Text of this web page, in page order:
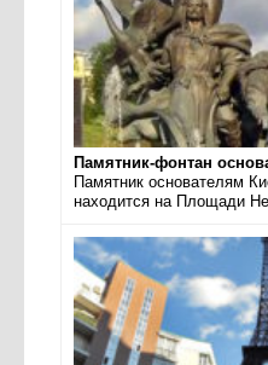
Памятник-фонтан
Памятник основателям
находится на Площади